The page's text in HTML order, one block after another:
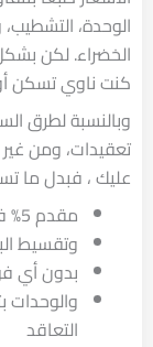
الوحدة،
الخضراء. لكن
كنت ناوي تسكن
وبالنسبة لطرق
تعقيدات، ومن
عليك ، فبدل ما
مقدم 5% فقط عند التعاقد
وتقسيط
بدون أي
التعاقد